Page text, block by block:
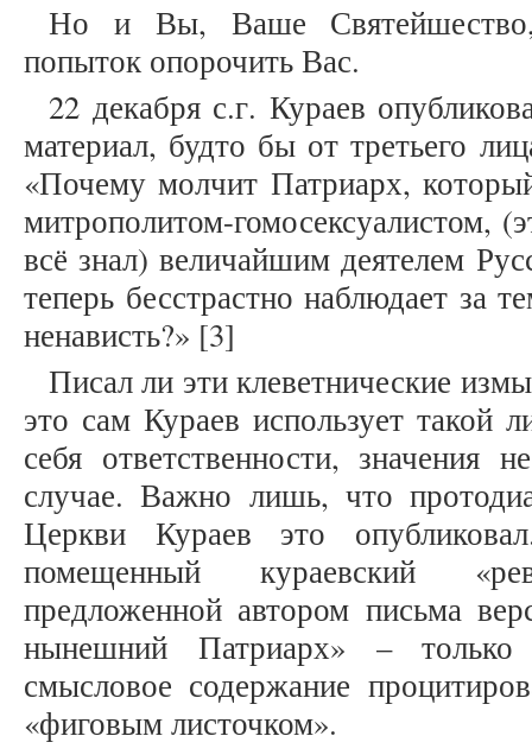
Но и Вы, Ваше Святейшество,
попыток опорочить Вас.
22 декабря с.г. Кураев
материал, будто бы от третьего
«Почему молчит Патриарх,
митрополитом-гомосексуалистом,
всё знал) величайшим деятелем
теперь бесстрастно наблюдает за
ненависть?» [3]
Писал ли эти клеветнические
это сам Кураев использует такой
себя ответственности, значения
случае. Важно лишь, что
Церкви Кураев это
помещенный кураевский
предложенной автором письма
нынешний Патриарх» – только
смысловое содержание
«фиговым листочком».